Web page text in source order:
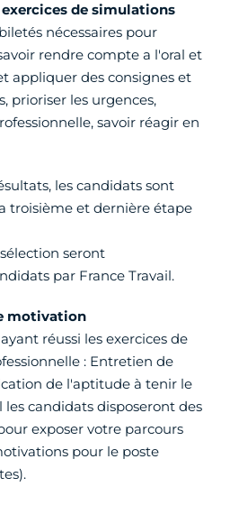
de simulations
nécessaires pour
rendre compte a l'oral et
appliquer des consignes et
prioriser les urgences,
savoir réagir en
les candidats sont
troisième et dernière étape
seront
par France Travail.
motivation
réussi les exercices de
: Entretien de
de l'aptitude à tenir le
candidats disposeront des
exposer votre parcours
pour le poste